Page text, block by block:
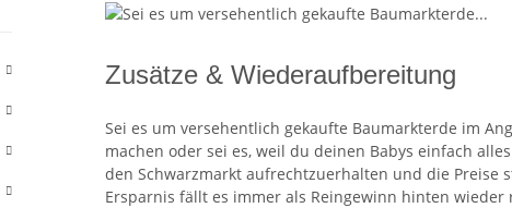
Zusätze & Wiederaufbereitung
Sei es um versehentlich gekaufte Baumarkterde im
machen oder sei es, weil du deinen Babys einfach
den Schwarzmarkt aufrechtzuerhalten und die Preise
Ersparnis fällt es immer als Reingewinn hinten